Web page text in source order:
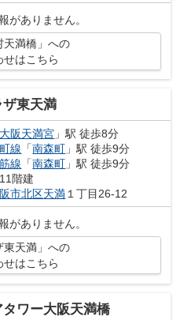
...
がありません。
天満橋」への
せはこちら
東天満
大阪天満宮 」駅 徒歩8分
線 「南森町 」駅 徒歩9分
線 「南森町 」駅 徒歩9分
階建
市北区天満 １丁目26-12
がありません。
東天満」への
せはこちら
タワー大阪天満橋